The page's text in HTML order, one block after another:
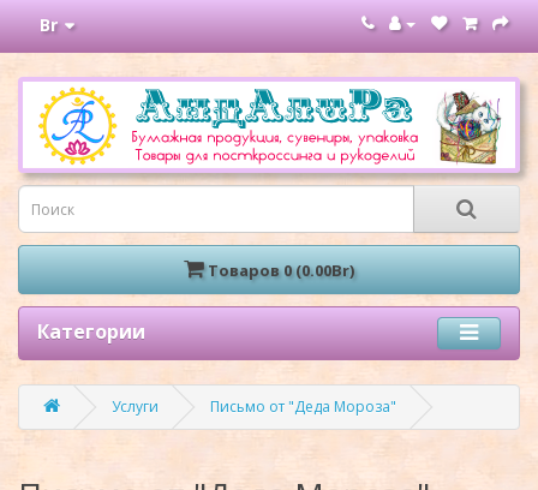
Br
Товаров 0 (0.00Br)
Категории
Услуги Письмо от "Деда Мороза"